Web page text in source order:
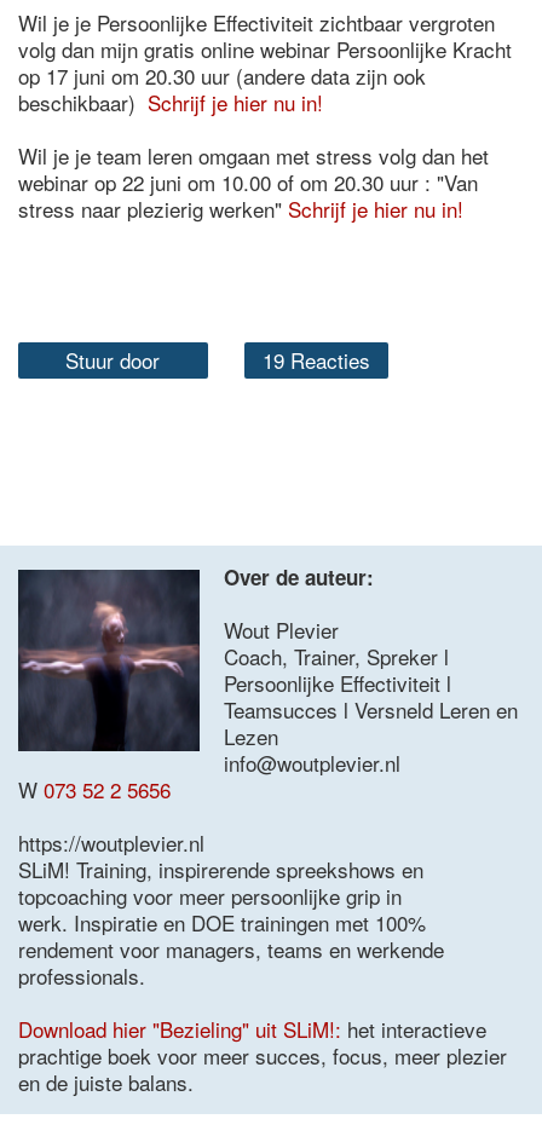
Wil je je Persoonlijke Effectiviteit zichtbaar vergroten
volg dan mijn gratis online webinar Persoonlijke Kracht
op 17 juni om 20.30 uur (andere data zijn ook
beschikbaar) Schrijf je hier nu in!
Wil je je team leren omgaan met stress volg dan het
webinar op 22 juni om 10.00 of om 20.30 uur : "Van
stress naar plezierig werken" Schrijf je hier nu in!
Stuur door 19 Reacties
Over de auteur:
Wout Plevier
Coach, Trainer, Spreker l
Persoonlijke Effectiviteit l
Teamsucces l Versneld Leren en
Lezen
info@woutplevier.nl
W 073 52 2 5656
https://woutplevier.nl
SLiM! Training, inspirerende spreekshows en
topcoaching voor meer persoonlijke grip in
werk. Inspiratie en DOE trainingen met 100%
rendement voor managers, teams en werkende
professionals.
Download hier "Bezieling" uit SLiM!: het interactieve
prachtige boek voor meer succes, focus, meer plezier
en de juiste balans.